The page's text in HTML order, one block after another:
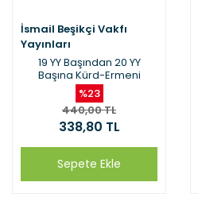
İsmail Beşikçi Vakfı
Yayınları
19 YY Başından 20 YY
Başına Kürd-Ermeni
İlişkileri
%23
440,00 TL
338,80 TL
Sepete Ekle